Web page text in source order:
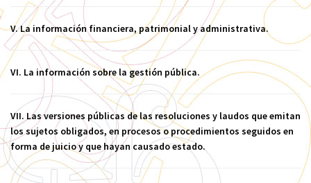
V. La información financiera, patrimonial y administrativa.
VI. La información sobre la gestión pública.
VII. Las versiones públicas de las resoluciones y laudos que emitan
los sujetos obligados, en procesos o procedimientos seguidos en
forma de juicio y que hayan causado estado.